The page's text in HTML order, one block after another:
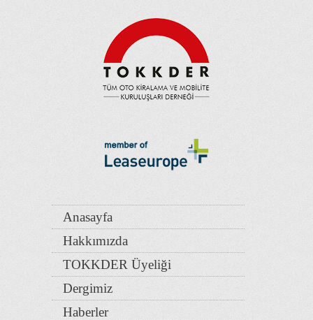
Anasayfa
Hakkımızda
TOKKDER Üyeliği
Dergimiz
Haberler